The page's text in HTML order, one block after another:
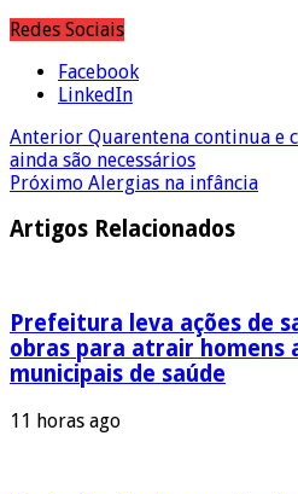
Redes Sociais
Facebook
LinkedIn
Anterior Quarentena continua e
ainda são necessários
Próximo Alergias na infância
Artigos Relacionados
Prefeitura leva ações de
obras para atrair homens
municipais de saúde
11 horas ago